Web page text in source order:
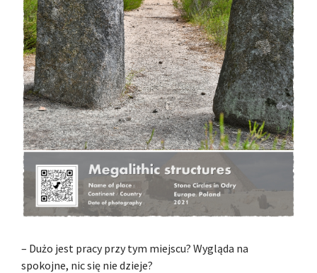
– Dużo jest pracy przy tym miejscu? Wygląda na
spokojne, nic się nie dzieje?